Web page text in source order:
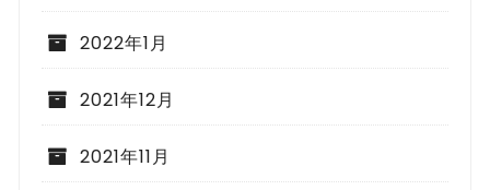
2022年1月
2021年12月
2021年11月